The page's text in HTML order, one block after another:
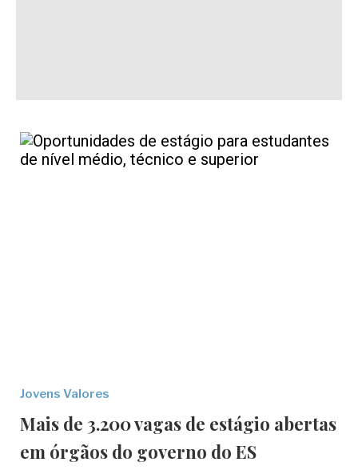
Jovens Valores
Mais de 3.200 vagas de estágio abertas
em órgãos do governo do ES